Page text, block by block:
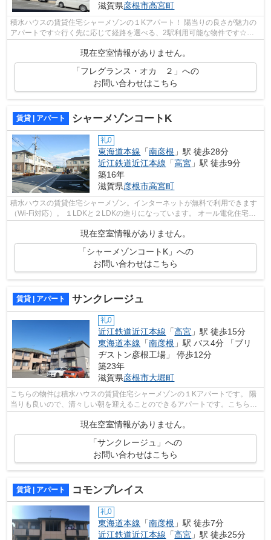
滋賀県彦根市高宮町
積水ハウスの賃貸住宅シャーメゾンの１Kアパート！ 陽当りの良さが魅力の
アパートです☆行く先に応じて経路を選べる、2駅利用可能な物件です☆こ
現在空室情報がありません。
「フレグランス・オカ ２」への
お問い合わせはこちら
賃貸 | アパート シャーメゾンコートK
礼0
東海道本線 「南彦根 」駅 徒歩28分
近江鉄道近江本線 「高宮 」駅 徒歩9分
築16年
滋賀県彦根市高宮町
積水ハウスの賃貸住宅シャーメゾン。インターネットが無料で利用できます
（Wi-Fi対応）。 １LDKと２LDKの造りになっています。 オール電化住宅。
現在空室情報がありません。
「シャーメゾンコートK」への
お問い合わせはこちら
賃貸 | アパート サンクレージュ
礼0
近江鉄道近江本線 「高宮 」駅 徒歩15分
東海道本線 「南彦根 」駅 バス4分 「ブリ
ヂストン彦根工場」 停歩12分
築23年
滋賀県彦根市大堀町
こちらの物件は積水ハウスの賃貸住宅シャーメゾンの１Kアパートです。 陽
当りも良いので、清々しい朝を迎えることのできるアパートです。こちらは
初期費用をカードでお支払いいただけ...
現在空室情報がありません。
「サンクレージュ」への
お問い合わせはこちら
賃貸 | アパート コモンプレイス
礼0
東海道本線 「南彦根 」駅 徒歩7分
近江鉄道近江本線 「高宮 」駅 徒歩25分